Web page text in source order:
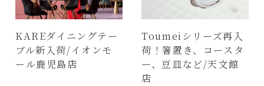
KAREダイニングテー
ブル新入荷/イオンモ
ール鹿児島店
Toumeiシリーズ再入
荷！箸置き、コースタ
ー、豆皿など/天文館
店